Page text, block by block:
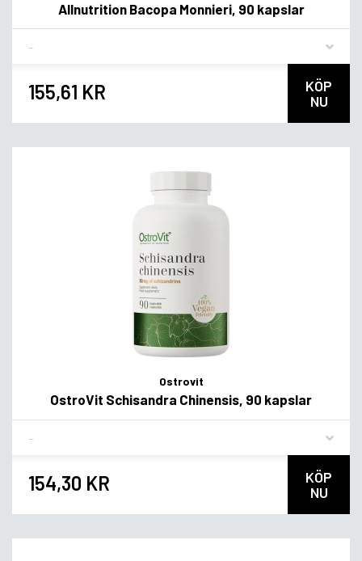
Allnutrition Bacopa Monnieri, 90 kapslar
155,61 KR
KÖP
NU
Ostrovit
OstroVit Schisandra Chinensis, 90 kapslar
154,30 KR
KÖP
NU